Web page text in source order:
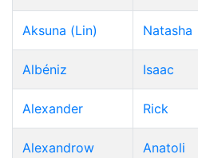
Aksuna (Lin) Natasha
Albéniz Isaac
Alexander Rick
Alexandrow
Anatoli